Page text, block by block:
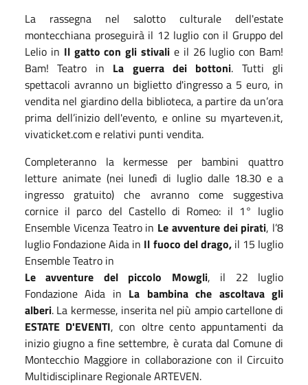
La rassegna nel salotto culturale dell'estate
montecchiana proseguirà il 12 luglio con il Gruppo del
Lelio in Il gatto con gli stivali e il 26 luglio con Bam!
Bam! Teatro in La guerra dei bottoni. Tutti gli
spettacoli avranno un biglietto d'ingresso a 5 euro, in
vendita nel giardino della biblioteca, a partire da un’ora
prima dell’inizio dell'evento, e online su myarteven.it,
vivaticket.com e relativi punti vendita.
Completeranno la kermesse per bambini quattro
letture animate (nei lunedì di luglio dalle 18.30 e a
ingresso gratuito) che avranno come suggestiva
cornice il parco del Castello di Romeo: il 1° luglio
Ensemble Vicenza Teatro in Le avventure dei pirati, l’8
luglio Fondazione Aida in Il fuoco del drago,il 15 luglio
Ensemble Teatro in
Le avventure
del piccolo Mowgli, il 22 luglio
Fondazione Aida in La bambina che ascoltava gli
alberi. La kermesse, inserita nel più ampio cartellone di
ESTATE D'EVENTI, con oltre cento appuntamenti da
inizio giugno a fine settembre, è curata dal Comune di
Montecchio Maggiore in collaborazione con il Circuito
Multidisciplinare Regionale ARTEVEN.